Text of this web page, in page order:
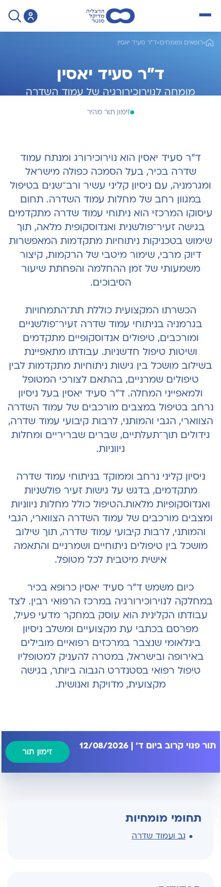
>רופאים ומומחים>ד"ר סעיד יאסין
ד"ר סעיד יאסין
מומחה לנוירוכירורגיה של עמוד השדרה
זימון תור מהיר
ד"ר סעיד יאסין הוא נוירוכירורג ומנתח עמוד
שדרה בכיר, בעל הסמכה כפולה מישראל
ומגרמניה, עם ניסיון קליני עשיר ורב־שנים בטיפול
במגוון רחב של מחלות עמוד השדרה. תחום
עיסוקו המרכזי הוא ניתוחי עמוד שדרה מתקדמים
בגישה זעיר־פולשנית ואנדוסקופית מלאה, תוך
שימוש בטכניקות ניתוחיות מתקדמות המאפשרות
דיוק מרבי, שימור מיטבי של הרקמות, קיצור
משמעותי של זמן ההחלמה והפחתת שיעור
הסיבוכים.
הכשרתו המקצועית כוללת תת־התמחויות
בגרמניה בניתוחי עמוד שדרה זעיר־פולשניים
ומורכבים, טיפולים אנדוסקופיים מתקדמים
ושיטות טיפול חדשניות. עבודתו מתאפיינת
בשילוב מושכל בין גישות ניתוחיות מתקדמות לבין
טיפולים שמרניים, בהתאם לצורכי המטופל
ולמאפייני המחלה. ד"ר סעיד יאסין בעל ניסיון
נרחב בטיפול במצבים מורכבים של עמוד השדרה
הצווארי, הגבי והמותני, לרבות קיבועי עמוד שדרה,
גידולים תוך־תעלתיים, שברים שבריריים ומחלות
ניווניות.
ניסיון קליני נרחב וממוקד בניתוחי עמוד שדרה
מתקדמים, בדגש על גישות זעיר פולשניות
ואנדוסקופיות מלאות.הטיפול כולל מחלות ניווניות
ומצבים מורכבים של עמוד השדרה הצווארי, הגבי
והמותני, לרבות קיבועי עמוד שדרה, תוך שילוב
מושכל בין טיפולים ניתוחיים ושמרניים והתאמה
אישית מיטבית לכל מטופל.
כיום משמש ד"ר סעיד יאסין כרופא בכיר
במחלקה לנוירוכירורגיה במרכז הרפואי רבין. לצד
עבודתו הקלינית הוא עוסק במחקר מדעי פעיל,
מפרסם בכתבי עת מקצועיים ומשלב ניסיון
בינלאומי שנצבר במרכזים רפואיים מובילים
באירופה ובישראל, במטרה להעניק למטופליו
טיפול רפואי בסטנדרט הגבוה ביותר, בגישה
מקצועית, מדויקת ואנושית.
תור פנוי קרוב ביום ד' | 12/08/2026
זימון תור
תחומי מומחיות
גב ועמוד שדרה